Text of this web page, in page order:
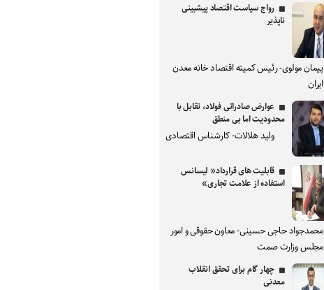
رواج سیاست اقتصاد پیشبینی
ناپذیر
پیمان مولوی- رئیس کمیته اقتصاد خانه معدن
ایران
عوارض صادراتی فولاد، تقابل با
محدودیت اما بی منطق
ولید هلالات- کارشناس اقتصادی
قابلیت های قرارداد« لیسانس
استفاده از علامت تجاری»
محمدجواد حاجی حسینی- معاون حقوقی و امور
مجلس وزارت صمت
چهار گام برای تحقق انقلاب
معدنی